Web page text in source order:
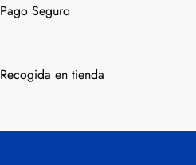
Pago Seguro
Recogida en tienda